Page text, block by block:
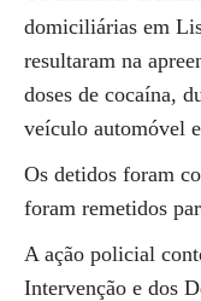
domiciliárias em
resultaram na
doses de cocaína,
veículo automóvel
Os detidos foram
foram remetidos
A ação policial
Intervenção e dos